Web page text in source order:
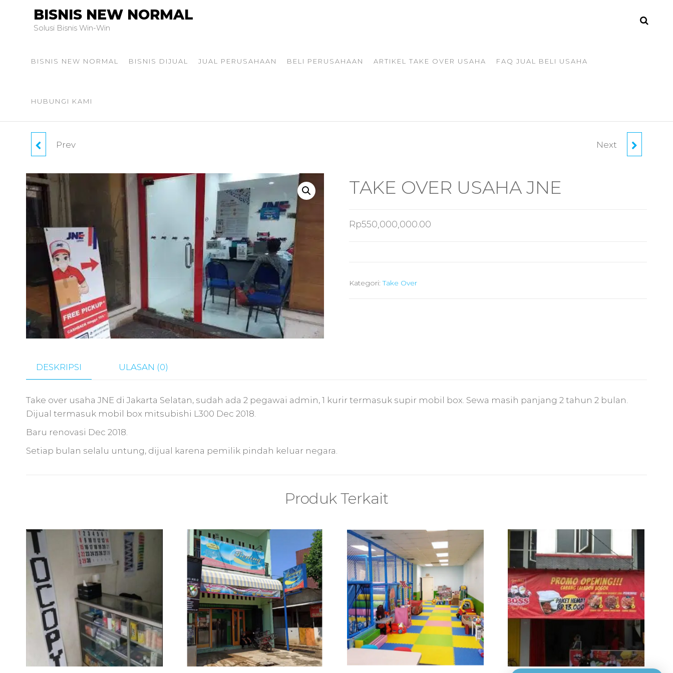
BISNIS NEW NORMAL
Solusi Bisnis Win-Win
BISNIS NEW NORMAL BISNIS DIJUAL JUAL PERUSAHAAN BELI PERUSAHAAN ARTIKEL TAKE OVER USAHA FAQ JUAL BELI USAHA
HUBUNGI KAMI
TAKE OVER CAFE
Prev TAKE OVER DEPOT
Next
TAKE OVER USAHA JNE
Rp550,000,000.00
Kategori:Take Over
DESKRIPSI ULASAN (0)
Take over usaha JNE di Jakarta Selatan, sudah ada 2 pegawai admin, 1 kurir termasuk supir mobil box. Sewa masih panjang 2 tahun 2 bulan.
Dijual termasuk mobil box mitsubishi L300 Dec 2018.
Baru renovasi Dec 2018.
Setiap bulan selalu untung, dijual karena pemilik pindah keluar negara.
Produk Terkait